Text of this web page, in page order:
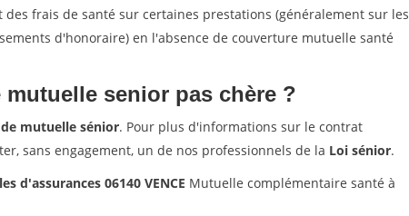
frais de santé sur certaines prestations (généralement sur les
d'honoraire) en l'absence de couverture mutuelle santé
senior pas chère ?
mutuelle sénior. Pour plus d'informations sur le contrat
sans engagement, un de nos professionnels de la Loi sénior.
d'assurances 06140 VENCE Mutuelle complémentaire santé à